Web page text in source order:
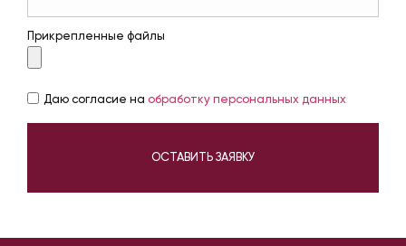
Прикрепленные файлы
Даю согласие на обработку персональных данных
ОСТАВИТЬ ЗАЯВКУ